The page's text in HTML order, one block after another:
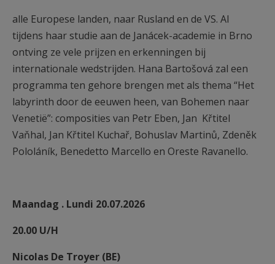
alle Europese landen, naar Rusland en de VS. Al
tijdens haar studie aan de Janácek-academie in Brno
ontving ze vele prijzen en erkenningen bij
internationale wedstrijden. Hana Bartošová zal een
programma ten gehore brengen met als thema “Het
labyrinth door de eeuwen heen, van Bohemen naar
Venetië”: composities van Petr Eben, Jan Křtitel
Vaňhal, Jan Křtitel Kuchař, Bohuslav Martinů, Zdeněk
Pololáník, Benedetto Marcello en Oreste Ravanello.
Maandag . Lundi 20.07.2026
20.00 U/H
Nicolas De Troyer (BE)